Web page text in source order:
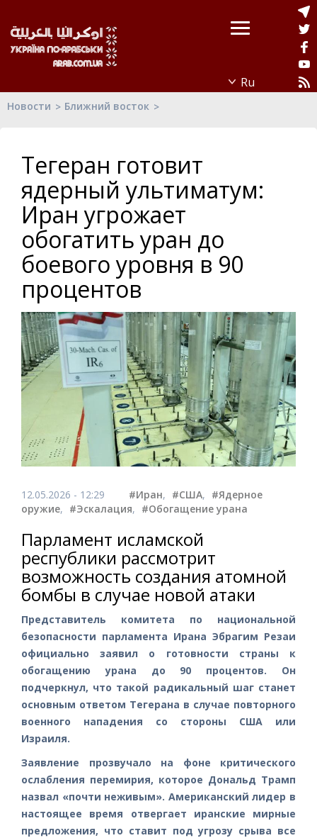
Новости Ближний восток
Тегеран готовит
ядерный ультиматум:
Иран угрожает
обогатить уран до
боевого уровня в 90
процентов
12.05.2026 - 12:29 #Иран, #США, #Ядерное
оружие, #Эскалация, #Обогащение урана
Парламент исламской
республики рассмотрит
возможность создания атомной
бомбы в случае новой атаки
Представитель комитета по национальной
безопасности парламента Ирана Эбрагим Резаи
официально заявил о готовности страны к
обогащению урана до 90 процентов. Он
подчеркнул, что такой радикальный шаг станет
основным ответом Тегерана в случае повторного
военного нападения со стороны США или
Израиля.
Заявление прозвучало на фоне критического
ослабления перемирия, которое Дональд Трамп
назвал «почти неживым». Американский лидер в
настоящее время отвергает иранские мирные
предложения, что ставит под угрозу срыва все